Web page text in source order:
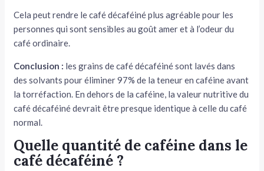
Cela peut rendre le café décaféiné plus agréable pour les
personnes qui sont sensibles au goût amer et à l’odeur du
café ordinaire.
Conclusion : les grains de café décaféiné sont lavés dans
des solvants pour éliminer 97% de la teneur en caféine avant
la torréfaction. En dehors de la caféine, la valeur nutritive du
café décaféiné devrait être presque identique à celle du café
normal.
Quelle quantité de caféine dans le
café décaféiné ?